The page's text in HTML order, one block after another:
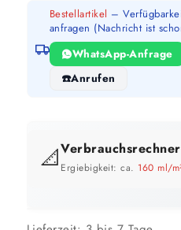
Bestellartikel –
anfragen (Nachricht ist
WhatsApp-Anfrage
Anrufen
📐Verbrauchsrechner
Ergiebigkeit: ca. 160 ml/